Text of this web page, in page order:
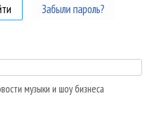
(активная вкладка)
Забыли пароль?
музыки и шоу бизнеса